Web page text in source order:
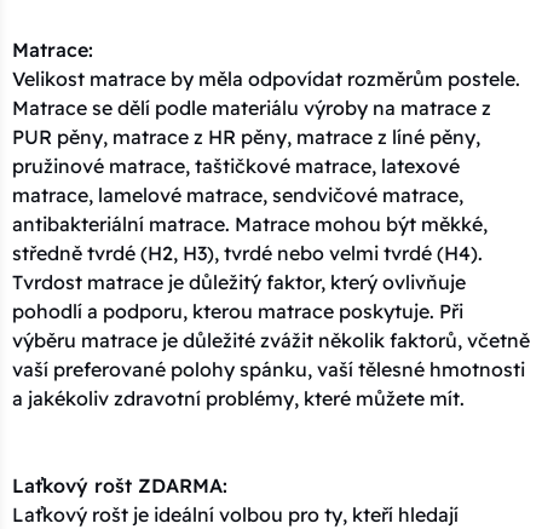
Matrace:
Velikost matrace by měla odpovídat rozměrům postele.
Matrace se dělí podle materiálu výroby na matrace z
PUR pěny, matrace z HR pěny, matrace z líné pěny,
pružinové matrace, taštičkové matrace, latexové
matrace, lamelové matrace, sendvičové matrace,
antibakteriální matrace. Matrace mohou být měkké,
středně tvrdé (H2, H3), tvrdé nebo velmi tvrdé (H4).
Tvrdost matrace je důležitý faktor, který ovlivňuje
pohodlí a podporu, kterou matrace poskytuje. Při
výběru matrace je důležité zvážit několik faktorů, včetně
vaší preferované polohy spánku, vaší tělesné hmotnosti
a jakékoliv zdravotní problémy, které můžete mít.
Laťkový rošt ZDARMA:
Laťkový rošt je ideální volbou pro ty, kteří hledají